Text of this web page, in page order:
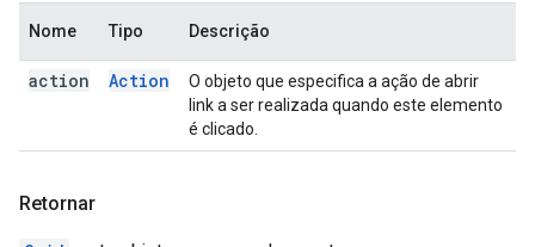
Nome Tipo Descrição
action Action
O objeto que especifica a ação de abrir
link a ser realizada quando este elemento
é clicado.
Retornar